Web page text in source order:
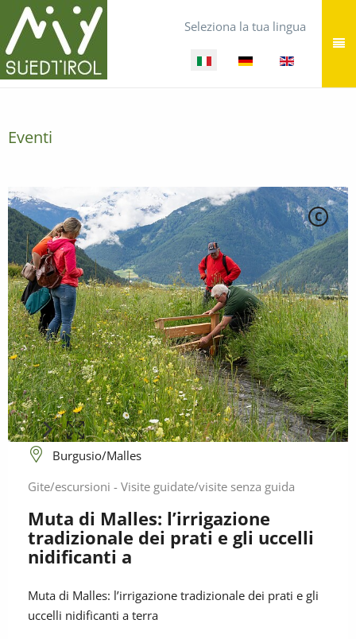
Seleziona la tua lingua
Eventi
C
Burgusio/Malles
Gite/escursioni - Visite guidate/visite senza guida
Muta di Malles: l’irrigazione
tradizionale dei prati e gli uccelli
nidificanti a
Muta di Malles: l’irrigazione tradizionale dei prati e gli
uccelli nidificanti a terra